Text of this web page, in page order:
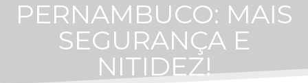
PERNAMBUCO: MAIS
SEGURANÇA E
NITIDEZ!